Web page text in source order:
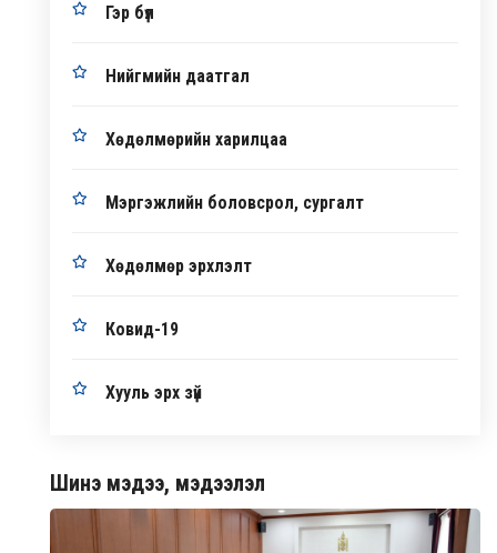
Гэр бүл
Нийгмийн даатгал
Хөдөлмөрийн харилцаа
Мэргэжлийн боловсрол, сургалт
Хөдөлмөр эрхлэлт
Ковид-19
Хууль эрх зүй
Шинэ мэдээ, мэдээлэл